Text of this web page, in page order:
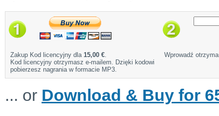
Zakup Kod licencyjny dla 15,00 €.
Kod licencyjny otrzymasz e-mailem. Dzięki kodowi
pobierzesz nagrania w formacie MP3.
Wprowadź
... or Download & Buy for